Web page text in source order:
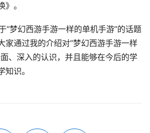
。
“梦幻西游手游一样的单机手游”的话题
家通过我的介绍对“梦幻西游手游一样
、深入的认识，并且能够在今后的学
识。